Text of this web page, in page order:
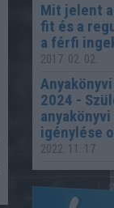
Mit jelent
fit és a
a férfi
2017. 02. 02.
2024 -
igénylése
2022. 11. 17.